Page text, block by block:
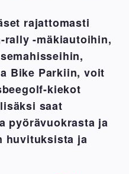
rajattomasti
rally -mäkiautoihin,
Bike Parkiin, voit
kiekot
saat
pyörävuokrasta ja
huvituksista ja